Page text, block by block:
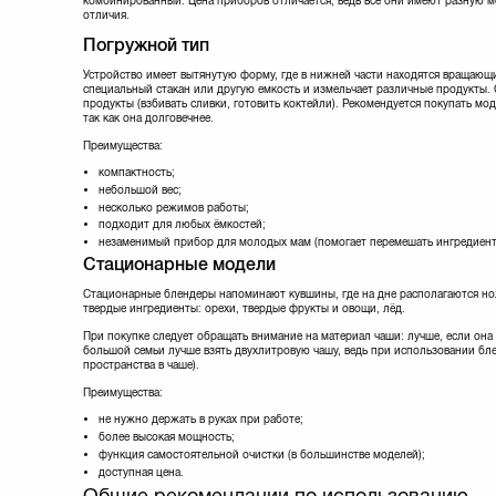
отличия.
Погружной тип
Устройство имеет вытянутую форму, где в нижней части находятся
специальный стакан или другую емкость и измельчает различные
продукты (взбивать сливки, готовить коктейли). Рекомендуется покупать
так как она долговечнее.
Преимущества:
компактность;
небольшой вес;
несколько режимов работы;
подходит для любых ёмкостей;
незаменимый прибор для молодых мам (помогает перемешать
Стационарные модели
Стационарные блендеры напоминают кувшины, где на дне располагаются
твердые ингредиенты: орехи, твердые фрукты и овощи, лёд.
При покупке следует обращать внимание на материал чаши: лучше, если
большой семьи лучше взять двухлитровую чашу, ведь при использовании
пространства в чаше).
Преимущества:
не нужно держать в руках при работе;
более высокая мощность;
функция самостоятельной очистки (в большинстве моделей);
доступная цена.